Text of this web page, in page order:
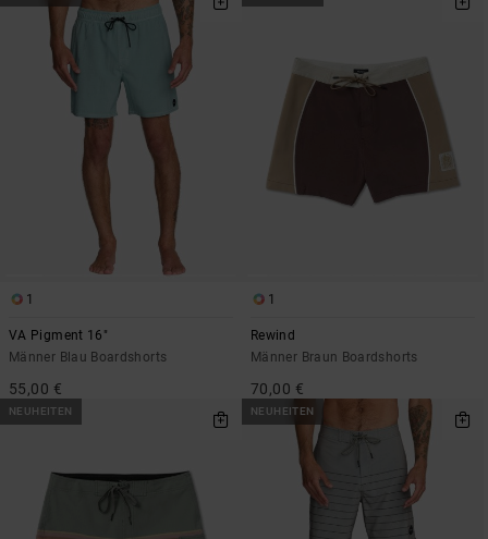
1
VA Pigment 16"
Männer Blau Boardshorts
55,00 €
1
Rewind
Männer Braun Boardshorts
70,00 €
NEUHEITEN NEUHEITEN